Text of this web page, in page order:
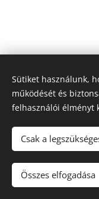
©
Az oldalt a
Sütiket használunk,
működését és
felhasználói élményt
Csak a
Összes elfogadása